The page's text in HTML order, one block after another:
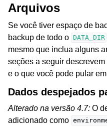
Arquivos
Se você tiver espaço de
backup de todo o DATA_DIR
mesmo que inclua alguns
seções a seguir
e o que você pode pular
Dados despejados
Alterado na versão 4.7: O
adicionado como